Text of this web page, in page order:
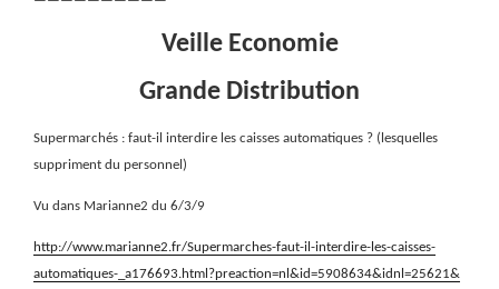
Veille Economie
Grande Distribution
Supermarchés : faut-il interdire les caisses automatiques ? (lesquelles
suppriment du personnel)
Vu dans Marianne2 du 6/3/9
http://www.marianne2.fr/Supermarches-faut-il-interdire-les-caisses-
automatiques-_a176693.html?preaction=nl&id=5908634&idnl=25621&